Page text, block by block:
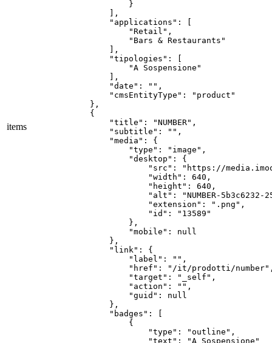
items
            }
        ],
        "applications": [
            "Retail",
            "Bars & Restaurants"
        ],
        "tipologies": [
            "A Sospensione"
        ],
        "date": "",
        "cmsEntityType": "product"
    },
    {
        "title": "NUMBER",
        "subtitle": "",
        "media": {
            "type": "image",
            "desktop": {
"src": "https://
                "width": 640,
                "height": 640,
"alt": "NUMBER-5b3c6232-
                "extension": ".png",
                "id": "13589"
            },
            "mobile": null
        },
        "link": {
            "label": "",
"href": "/it/prodotti/
            "target": "_self",
            "action": "",
            "guid": null
        },
        "badges": [
            {
                "type": "outline",
                "text": "A Sospensione"